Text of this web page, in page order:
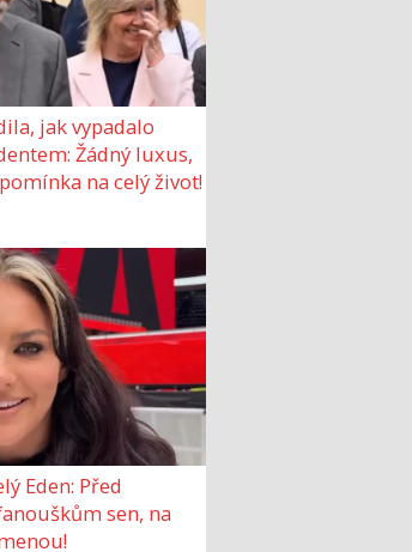
jak vypadalo
Žádný luxus,
na celý život!
Eden: Před
sen, na